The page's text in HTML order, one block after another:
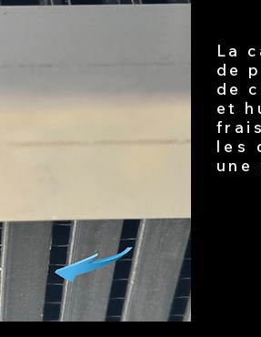
La
de
de
et
les
une